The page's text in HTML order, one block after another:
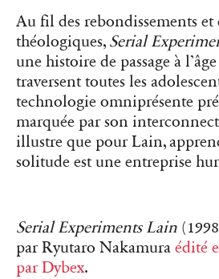
Au fil des rebondissements et
théologiques, Serial
une histoire de passage à
traversent toutes les
technologie omniprésente
marquée par son
illustre que pour Lain,
solitude est une entreprise
Serial Experiments Lain
par Ryutaro Nakamura édité
par Dybex.